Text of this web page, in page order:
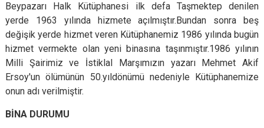
Elmadağ
Etimesgut
Evren
Gölbaşı
Güdül
Şereflikoçhisar
Sincan
Yenimahalle
Pursaklar
Beypazarı Halk Kütüphanesi ilk defa Taşmektep denilen
yerde 1963 yılında hizmete açılmıştır.Bundan sonra beş
değişik yerde hizmet veren Kütüphanemiz 1986 yılında bugün
hizmet vermekte olan yeni binasına taşınmıştır.1986 yılının
Milli Şairimiz ve İstiklal Marşımızın yazarı Mehmet Akif
Ersoy'un ölümünün 50.yıldönümü nedeniyle Kütüphanemize
onun adı verilmiştir.
BİNA DURUMU